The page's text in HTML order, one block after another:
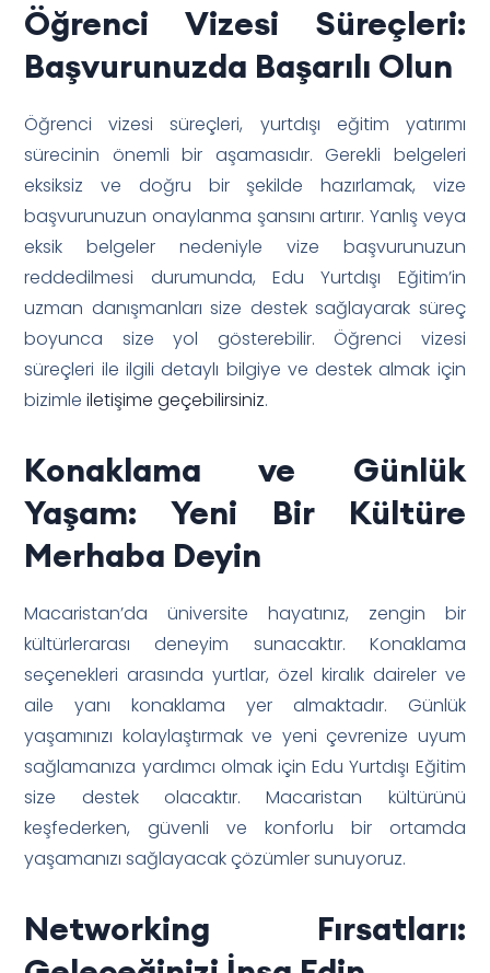
Öğrenci Vizesi Süreçleri:
Başvurunuzda Başarılı Olun
Öğrenci vizesi süreçleri, yurtdışı eğitim yatırımı
sürecinin önemli bir aşamasıdır. Gerekli belgeleri
eksiksiz ve doğru bir şekilde hazırlamak, vize
başvurunuzun onaylanma şansını artırır. Yanlış veya
eksik belgeler nedeniyle vize başvurunuzun
reddedilmesi durumunda, Edu Yurtdışı Eğitim’in
uzman danışmanları size destek sağlayarak süreç
boyunca size yol gösterebilir. Öğrenci vizesi
süreçleri ile ilgili detaylı bilgiye ve destek almak için
bizimleiletişime geçebilirsiniz.
Konaklama ve Günlük
Yaşam: Yeni Bir Kültüre
Merhaba Deyin
Macaristan’da üniversite hayatınız, zengin bir
kültürlerarası deneyim sunacaktır. Konaklama
seçenekleri arasında yurtlar, özel kiralık daireler ve
aile yanı konaklama yer almaktadır. Günlük
yaşamınızı kolaylaştırmak ve yeni çevrenize uyum
sağlamanıza yardımcı olmak için Edu Yurtdışı Eğitim
size destek olacaktır. Macaristan kültürünü
keşfederken, güvenli ve konforlu bir ortamda
yaşamanızı sağlayacak çözümler sunuyoruz.
Networking Fırsatları: